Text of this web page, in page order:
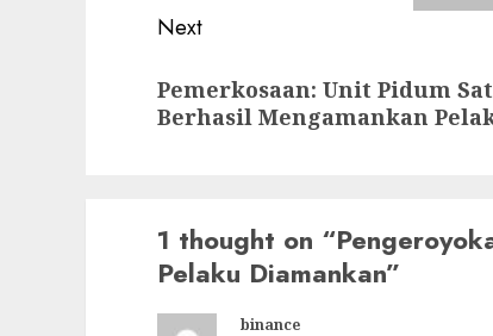
Next
post:
Pemerkosaan: Unit Pidum
Berhasil Mengamankan
1 thought on “
Pelaku Diamankan”
binance